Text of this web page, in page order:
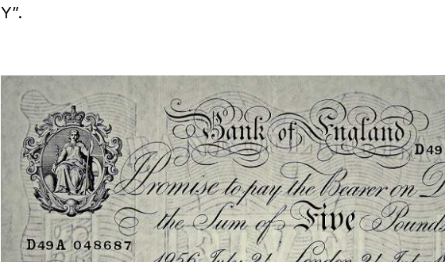
Y”.